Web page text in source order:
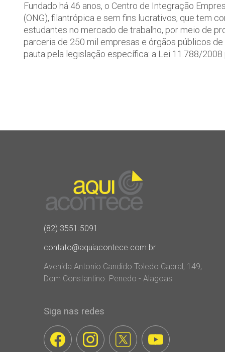
Fundado há 46 anos, o Centro de Integração
(ONG), filantrópica e sem fins lucrativos, que tem
estudantes no mercado de trabalho, por meio de
parceria de 250 mil empresas e órgãos públicos
pauta pela legislação específica: a Lei 11.788/
(82) 3551.5091
contato@aquiacontece.com.br
Avenida Antonio Candido Toledo Cabral, 149,
Dom Constantino. Penedo - Alagoas
Siga nas redes